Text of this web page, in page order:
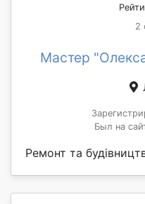
2
Мастер
Был на
Ремонт та